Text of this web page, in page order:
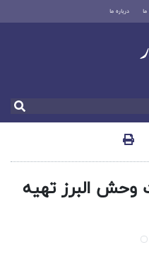
ما درباره ما
وحش البرز تهیه